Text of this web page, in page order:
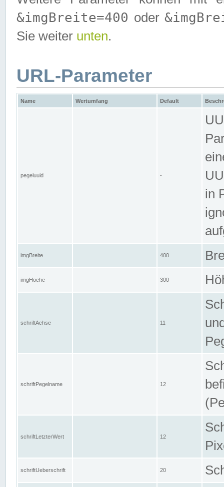
&imgBreite=400 oder
Sie weiter unten.
URL-Parameter
Name Wertumfang Default
pegeluuid -
in
imgBreite 400
imgHoehe 300
schriftAchse 11
schriftPegelname 12
schriftLetzterWert 12
schriftUeberschrift 20